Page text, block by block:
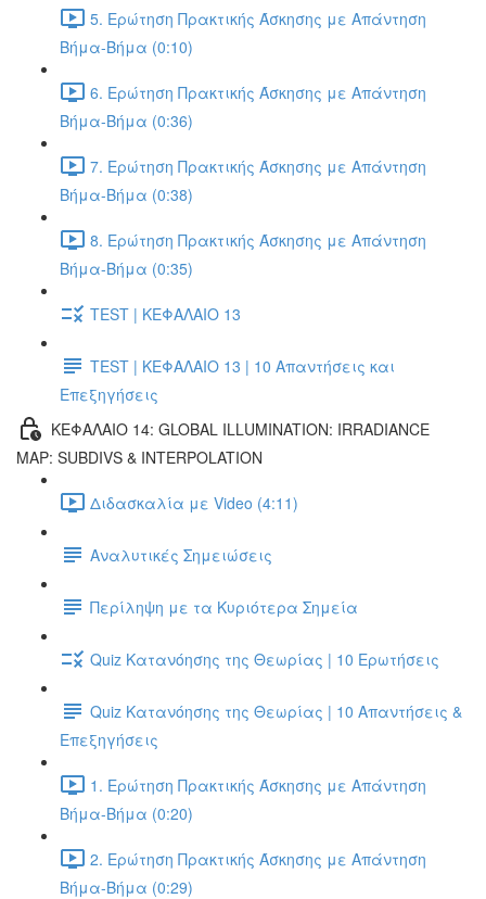
5. Ερώτηση Πρακτικής Άσκησης με Απάντηση
Βήμα-Βήμα (0:10)
6. Ερώτηση Πρακτικής Άσκησης με Απάντηση
Βήμα-Βήμα (0:36)
7. Ερώτηση Πρακτικής Άσκησης με Απάντηση
Βήμα-Βήμα (0:38)
8. Ερώτηση Πρακτικής Άσκησης με Απάντηση
Βήμα-Βήμα (0:35)
TEST | ΚΕΦΑΛΑΙΟ 13
TEST | ΚΕΦΑΛΑΙΟ 13 | 10 Απαντήσεις και
Επεξηγήσεις
ΚΕΦΑΛΑΙΟ 14: GLOBAL ILLUMINATION: IRRADIANCE
MAP: SUBDIVS & INTERPOLATION
Διδασκαλία με Video (4:11)
Αναλυτικές Σημειώσεις
Περίληψη με τα Κυριότερα Σημεία
Quiz Κατανόησης της Θεωρίας | 10 Ερωτήσεις
Quiz Κατανόησης της Θεωρίας | 10 Απαντήσεις &
Επεξηγήσεις
1. Ερώτηση Πρακτικής Άσκησης με Απάντηση
Βήμα-Βήμα (0:20)
2. Ερώτηση Πρακτικής Άσκησης με Απάντηση
Βήμα-Βήμα (0:29)